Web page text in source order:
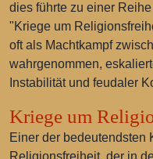
dies führte zu einer
"Kriege um
oft als Machtkampf
wahrgenommen,
Instabilität und feudaler
Kriege um
Einer der bedeutendsten
Religionsfreiheit, der in